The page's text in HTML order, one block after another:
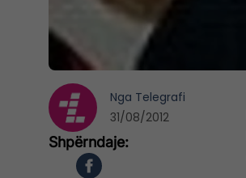
Nga Telegrafi
31/08/2012